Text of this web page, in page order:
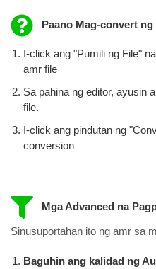
Paano Mag-convert ng
I-click ang "Pumili ng File"
amr file
Sa pahina ng editor, ayusin
file.
I-click ang pindutan ng
conversion
Mga Advanced na
Sinusuportahan ito ng amr sa
Baguhin ang kalidad ng